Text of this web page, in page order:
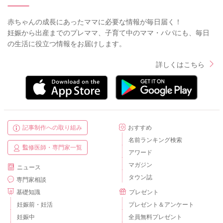
赤ちゃんの成長にあったママに必要な情報が毎日届く！
妊娠から出産までのプレママ、子育て中のママ・パパにも、毎日
の生活に役立つ情報をお届けします。
詳しくはこちら
記事制作への取り組み
監修医師・専門家一覧
ニュース
専門家相談
基礎知識
妊娠前・妊活
妊娠中
おすすめ
名前ランキング検索
アワード
マガジン
タウン誌
プレゼント
プレゼント＆アンケート
全員無料プレゼント